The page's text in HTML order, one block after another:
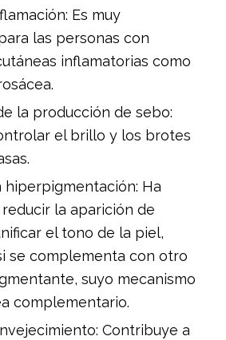
Es muy
las personas con
inflamatorias como
la producción de sebo:
el brillo y los brotes
hiperpigmentación: Ha
la aparición de
el tono de la piel,
se complementa con otro
suyo mecanismo
complementario.
Contribuye a